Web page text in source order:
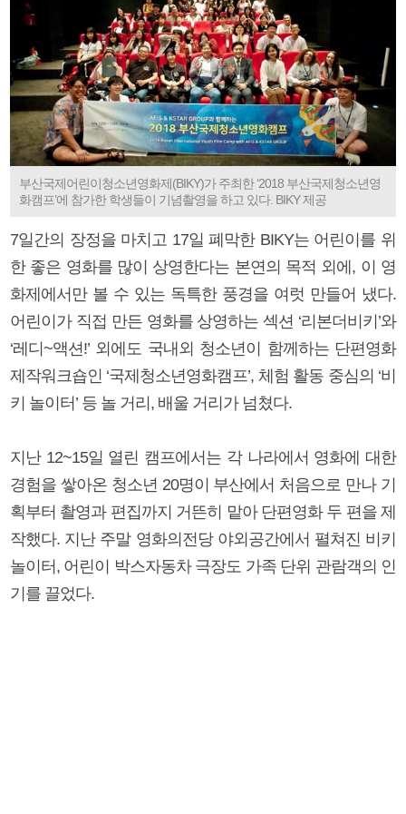
부산국제어린이청소년영화제(BIKY)가 주최한 ‘2018 부산국제청소년영
화캠프’에 참가한 학생들이 기념촬영을 하고 있다. BIKY 제공
7일간의 장정을 마치고 17일 폐막한 BIKY는 어린이를 위
한 좋은 영화를 많이 상영한다는 본연의 목적 외에, 이 영
화제에서만 볼 수 있는 독특한 풍경을 여럿 만들어 냈다.
어린이가 직접 만든 영화를 상영하는 섹션 ‘리본더비키’와
‘레디~액션!’ 외에도 국내외 청소년이 함께하는 단편영화
제작워크숍인 ‘국제청소년영화캠프’, 체험 활동 중심의 ‘비
키 놀이터’ 등 놀 거리, 배울 거리가 넘쳤다.
지난 12~15일 열린 캠프에서는 각 나라에서 영화에 대한
경험을 쌓아온 청소년 20명이 부산에서 처음으로 만나 기
획부터 촬영과 편집까지 거뜬히 맡아 단편영화 두 편을 제
작했다. 지난 주말 영화의전당 야외공간에서 펼쳐진 비키
놀이터, 어린이 박스자동차 극장도 가족 단위 관람객의 인
기를 끌었다.